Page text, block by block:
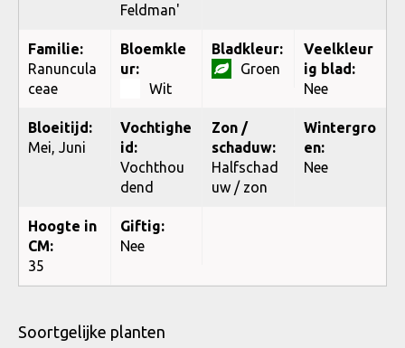
Feldman'
Familie:
Ranuncula
ceae
Bloemkle
ur:
Wit
Bladkleur:
Groen
Veelkleur
ig blad:
Nee
Bloeitijd:
Mei, Juni
Vochtighe
id:
Vochthou
dend
Zon /
schaduw:
Halfschad
uw / zon
Wintergro
en:
Nee
Hoogte in
CM:
35
Giftig:
Nee
Soortgelijke planten